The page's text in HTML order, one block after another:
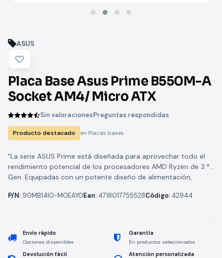
ASUS
Placa Base Asus Prime B550M-A
Socket AM4/ Micro ATX
Sin valoracionesPreguntas respondidas
Producto destacado en Placas bases
"La serie ASUS Prime está diseñada para aprovechar todo el
rendimiento potencial de los procesadores AMD Ryzen de 3.ª
Gen. Equipadas con un potente diseño de alimentación,
P/N: 90MB14I0-M0EAY0Ean: 4718017755528Código: 42944
Envío rápido
Opciones disponibles
Garantía
En productos seleccionados
Devolución fácil Atención personalizada